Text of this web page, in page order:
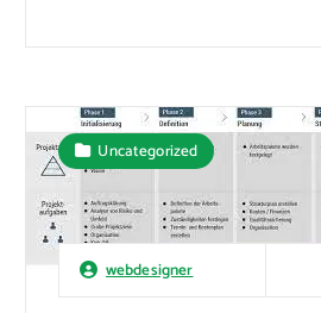
webdesigner
Uncategorized